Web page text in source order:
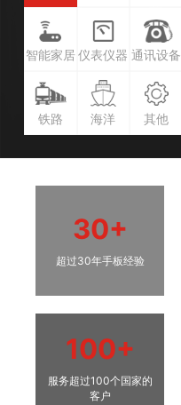
智能家居 仪表仪器 通讯设备
铁路 海洋 其他
30+
超过30年手板经验
100+
服务超过100个国家的
客户